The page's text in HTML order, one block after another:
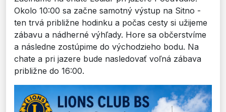
Okolo 10:00 sa začne samotný výstup na Sitno -
ten trvá približne hodinku a počas cesty si užijeme
zábavu a nádherné výhľady. Hore sa občerstvíme
a následne zostúpime do východzieho bodu. Na
chate a pri jazere bude nasledovať voľná zábava
približne do 16:00.